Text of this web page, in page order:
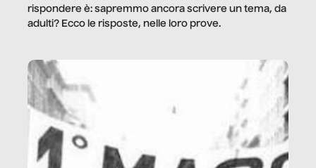
rispondere è: sapremmo ancora scrivere un tema, da
adulti? Ecco le risposte, nelle loro prove.